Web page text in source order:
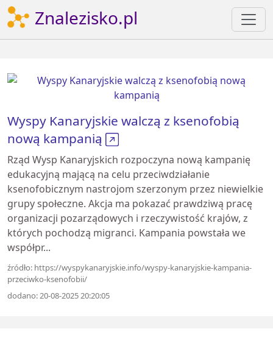
Znalezisko.pl
Wyspy Kanaryjskie walczą z ksenofobią
nową kampanią
Rząd Wysp Kanaryjskich rozpoczyna nową kampanię
edukacyjną mającą na celu przeciwdziałanie
ksenofobicznym nastrojom szerzonym przez niewielkie
grupy społeczne. Akcja ma pokazać prawdziwą pracę
organizacji pozarządowych i rzeczywistość krajów, z
których pochodzą migranci. Kampania powstała we
współpr...
źródło: https://wyspykanaryjskie.info/wyspy-kanaryjskie-kampania-
przeciwko-ksenofobii/
dodano: 20-08-2025 20:20:05